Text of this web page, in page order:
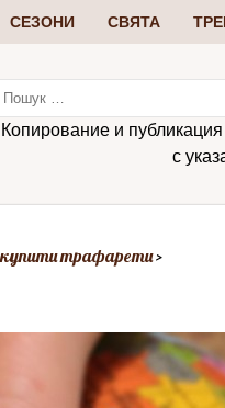
СЕЗОНИ СВЯТА
Копирование и
с
купити трафарети